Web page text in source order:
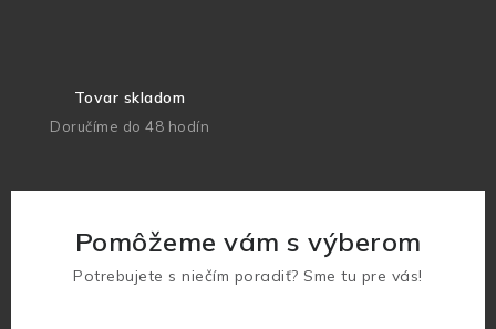
Tovar skladom
Doručíme do 48 hodín
Pomôžeme vám s výberom
Potrebujete s niečím poradiť? Sme tu pre vás!